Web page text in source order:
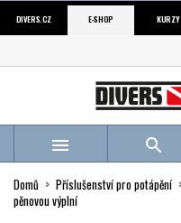
DIVERS.CZ E-SHOP KURZY
 
Domů Příslušenství pro potápění
pěnovou výplní